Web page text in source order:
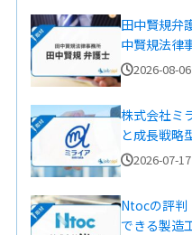
田中賢規弁
中賢規法律
2026-08-06
株式会社ミ
と成長戦略
2026-07-17
Ntocの評判
できる製造